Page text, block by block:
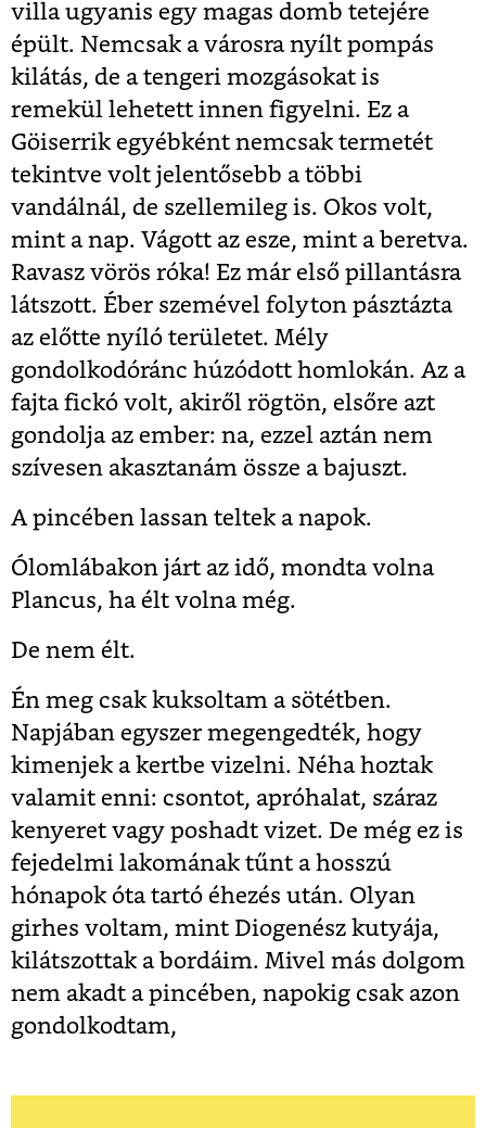
villa ugyanis egy magas domb tetejére
épült. Nemcsak a városra nyílt pompás
kilátás, de a tengeri mozgásokat is
remekül lehetett innen figyelni. Ez a
Göiserrik egyébként nemcsak termetét
tekintve volt jelentősebb a többi
vandálnál, de szellemileg is. Okos volt,
mint a nap. Vágott az esze, mint a beretva.
Ravasz vörös róka! Ez már első pillantásra
látszott. Éber szemével folyton pásztázta
az előtte nyíló területet. Mély
gondolkodóránc húzódott homlokán. Az a
fajta fickó volt, akiről rögtön, elsőre azt
gondolja az ember: na, ezzel aztán nem
szívesen akasztanám össze a bajuszt.
A pincében lassan teltek a napok.
Ólomlábakon járt az idő, mondta volna
Plancus, ha élt volna még.
De nem élt.
Én meg csak kuksoltam a sötétben.
Napjában egyszer megengedték, hogy
kimenjek a kertbe vizelni. Néha hoztak
valamit enni: csontot, apróhalat, száraz
kenyeret vagy poshadt vizet. De még ez is
fejedelmi lakomának tűnt a hosszú
hónapok óta tartó éhezés után. Olyan
girhes voltam, mint Diogenész kutyája,
kilátszottak a bordáim. Mivel más dolgom
nem akadt a pincében, napokig csak azon
gondolkodtam,